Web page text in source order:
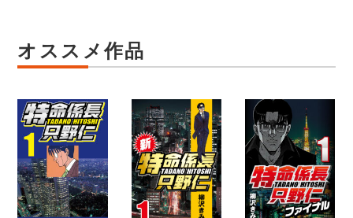
オススメ作品